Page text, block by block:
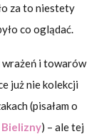
za to niestety
co oglądać.
wrażeń i towarów
już nie kolekcji
(pisałam o
Bielizny) – ale tej